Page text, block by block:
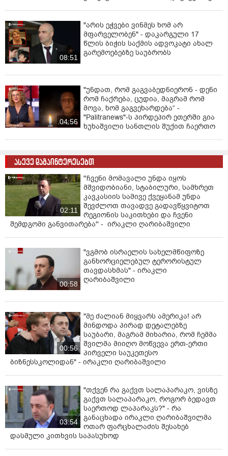
გულწრფელ მადლობას ვუხდი უნივერსიტეტის
ხელმძღვანელობას ფასდაუდებელი მხარდაჭერისა და
თანამშრომლობისთვის ამ მნიშვნელოვანი
ღონისძიების განხორციელებაში. ეს შემთხვევა
ადასტურებს ჩვენს ორ ერს შორის კულტურული და
საგანმანათლებლო კავშირების გაღრმავებას და
პატივს სცემს იმ მდიდარ ლიტერატურულ
მემკვიდრეობას, რომელიც აქვს როგორც
საქართველოს, ისე ჩინეთს.
XII საუკუნის გამოჩენილი ქართველი პოეტის შოთა
რუსთაველის მიერ მსოფლიო ლიტერატურაში
შეტანილი ღვაწლი უდიდესია და ერთ-ერთ
ეპიკური პოემა „ვეფხისტყაოსანი" არა მხოლოდ
ქართული ლიტერატურის შედევრია, არამედ
მეგობრობის, სიბრძნის, ადამიანური ემოციებისა და
ღირებულებების უნივერსალურობის დასტურიც არის.
ეს არის ნაწარმოები, რომელიც სცილდება საზღვრებს,
ენებსა და საუკუნეებს, რომელიც რეზონანსულია მთელ
მსოფლიოში, მათ შორის აქაც - ჩინეთში.
სიმბოლოა ჩვენი ერების მზადყოფნისა, მიიღონ
ერთმანეთის მხატვრული და ინტელექტუალური
მემკვიდრეობა, ხელი შეუწყონ ურთიერთგაგებასა და
პატივისცემას და ხაზი გაუსვან ლიტერატურისა და
ჩინეთს შორის კულტურული გაცვლის, ცოდნის
გაზიარებისა და მეგობრობის ხელშეწყობის
იდეისადმი.
ეს კავშირი უკვე დამყარდა და მოხარული ვარ, რომ
ქართველთა შორის მზარდი ენთუზიაზმი არსებობს
ჩინური კულტურისა და ენის მიმართ. სწორედ ეს
მზარდი ინტერესი ქმნის ძლიერ საფუძველს
ადამიანთა შორის მნიშვნელოვანი გაცვლის
ხელშეწყობისთვის.
ამ კონტექსტში, მინდა ხაზი გავუსვა იმ სასიცოცხლო
როლს, რომელსაც ასრულებენ კონფუცის ინსტიტუტები,
რომლებიც უკვე რამდენიმე წელია საქართველოში
08:51
"არის ეჭვები ვინმეს ხომ არ
მფარველობენ" - დაკარგული 17
წლის ბიჭის საქმის ადვოკატი ახალ
გარემოებებზე საუბრობს
04:56
"უნდათ, რომ გაგვაბედნიერონ - დენი
რომ ჩაქრება, ცუდია, მაგრამ რომ
მოვა, ხომ გაგვეხარდება“ -
"Palitranews"-ს პირდეპირ ეთერში გია
ხუხაშვილი სანთლის შუქით ჩაერთო
ასევე დაგაინტერესებთ
02:11
''ჩვენი მომავალი უნდა იყოს
მშვიდობიანი, სტაბილური, სამხრეთ
კავკასიის სამივე ქვეყანამ უნდა
შევძლოთ თავადვე გადავწყვიტოთ
რეგიონის საკითხები და ჩვენი
შემდგომი განვითარება'' - ირაკლი ღარიბაშვილი
00:58
"ვგმობ ისრაელის სახელმწიფოზე
განხორციელებულ ტერორისტულ
თავდასხმას" - ირაკლი
ღარიბაშვილი
00:56
"მე ძალიან მიყვარს ამერიკა! არ
მინდოდა პირად დეტალებზე
საუბარი, მაგრამ მიხარია, რომ ჩემმა
შვილმა მიიღო მოწვევა ერთ-ერთი
პირველი საუკეთესო
ბიზნესსკოლიდან" - ირაკლი ღარიბაშვილი
03:54
"თქვენ რა გაქვთ სალაპარაკო, ვისზე
გაქვთ სალაპარაკო, როგორ ბედავთ
საერთოდ ლაპარაკს?" - რა
განაცხადა ირაკლი ღარიბაშვილმა
ოთარ ფარცხალაძის შესახებ
დასმული კითხვის საპასუხოდ